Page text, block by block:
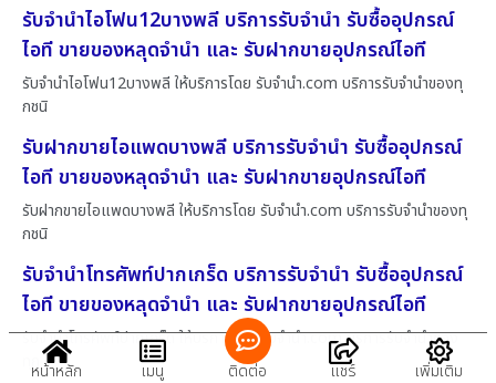
รับจำนำไอโฟน12บางพลี บริการรับจำนำ รับซื้ออุปกรณ์
ไอที ขายของหลุดจำนำ และ รับฝากขายอุปกรณ์ไอที
รับจำนำไอโฟน12บางพลี ให้บริการโดย รับจํานํา.com บริการรับจำนำของทุ
กชนิ
รับฝากขายไอแพดบางพลี บริการรับจำนำ รับซื้ออุปกรณ์
ไอที ขายของหลุดจำนำ และ รับฝากขายอุปกรณ์ไอที
รับฝากขายไอแพดบางพลี ให้บริการโดย รับจํานํา.com บริการรับจำนำของทุ
กชนิ
รับจำนำโทรศัพท์ปากเกร็ด บริการรับจำนำ รับซื้ออุปกรณ์
ไอที ขายของหลุดจำนำ และ รับฝากขายอุปกรณ์ไอที
รับจำนำโทรศัพท์ปากเกร็ด ให้บริการโดย รับจํานํา.com บริการรับจำนำของ
หน้าหลัก เมนู ติดต่อ แชร์ เพิ่มเติม